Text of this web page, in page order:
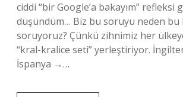
ciddi “bir Google’a bakayım” refleksi
düşündüm… Biz bu soruyu neden
soruyoruz? Çünkü zihnimiz her
“kral-kralice seti” yerleştiriyor.
İspanya →…